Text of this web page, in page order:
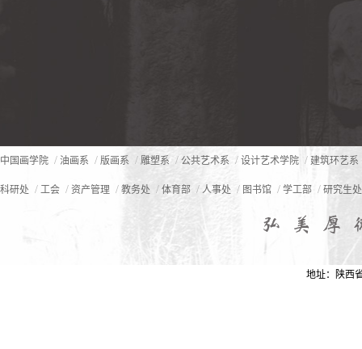
中国画学院 / 油画系 / 版画系 / 雕塑系 / 公共艺术系 / 设计艺术学院 / 建筑环艺系
科研处 / 工会 / 资产管理 / 教务处 / 体育部 / 人事处 / 图书馆 / 学工部 / 研究生处
地址：陕西